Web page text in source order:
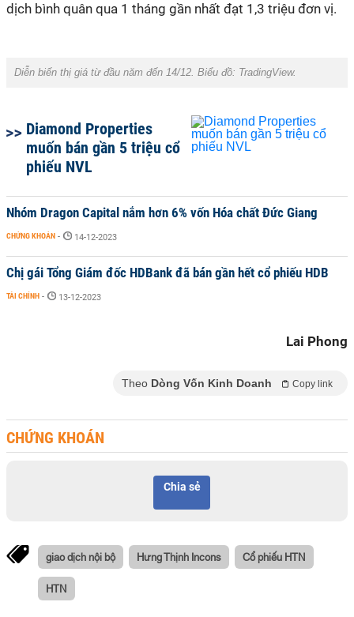
dịch bình quân qua 1 tháng gần nhất đạt 1,3 triệu đơn vị.
Diễn biến thị giá từ đầu năm đến 14/12. Biểu đồ: TradingView.
Diamond Properties
muốn bán gần 5 triệu cổ
phiếu NVL
Nhóm Dragon Capital nắm hơn 6% vốn Hóa chất Đức Giang
CHỨNG KHOÁN - 14-12-2023
Chị gái Tổng Giám đốc HDBank đã bán gần hết cổ phiếu HDB
TÀI CHÍNH - 13-12-2023
Lai Phong
Theo Dòng Vốn Kinh Doanh Copy link
CHỨNG KHOÁN
Chia sẻ
giao dịch nội bộ Hưng Thịnh Incons Cổ phiếu HTN
HTN